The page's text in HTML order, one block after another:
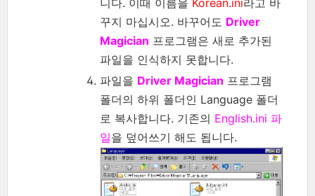
꾸지 마십시오. 바꾸어도 Driver
Magician 프로그램은 새로 추가된
파일을 인식하지 못합니다.
파일을 Driver Magician 프로그램
폴더의 하위 폴더인 Language 폴더
로 복사합니다. 기존의 English.ini 파
일을 덮어쓰기 해도 됩니다.